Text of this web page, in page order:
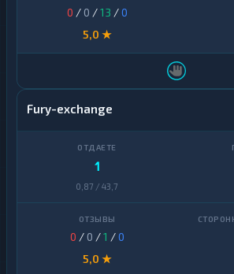
0 / 0 /13 /0
5,0 ★
Fury-exchange
1
0,87 / 43,7
0 / 0 /1 /0
5,0 ★